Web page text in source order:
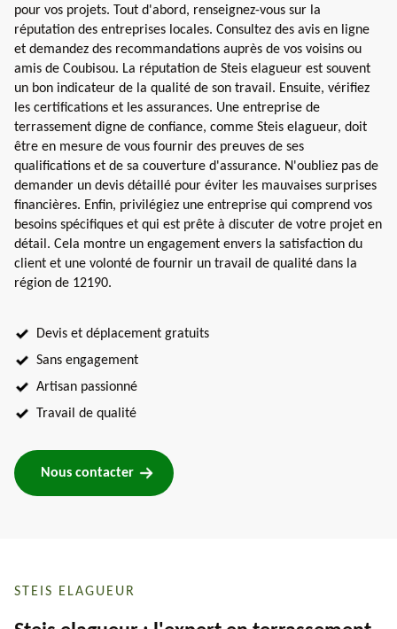
pour vos projets. Tout d'abord, renseignez-vous sur la
réputation des entreprises locales. Consultez des avis en ligne
et demandez des recommandations auprès de vos voisins ou
amis de Coubisou. La réputation de Steis elagueur est souvent
un bon indicateur de la qualité de son travail. Ensuite, vérifiez
les certifications et les assurances. Une entreprise de
terrassement digne de confiance, comme Steis elagueur, doit
être en mesure de vous fournir des preuves de ses
qualifications et de sa couverture d'assurance. N'oubliez pas de
demander un devis détaillé pour éviter les mauvaises surprises
financières. Enfin, privilégiez une entreprise qui comprend vos
besoins spécifiques et qui est prête à discuter de votre projet en
détail. Cela montre un engagement envers la satisfaction du
client et une volonté de fournir un travail de qualité dans la
région de 12190.
Devis et déplacement gratuits
Sans engagement
Artisan passionné
Travail de qualité
Nous contacter
STEIS ELAGUEUR